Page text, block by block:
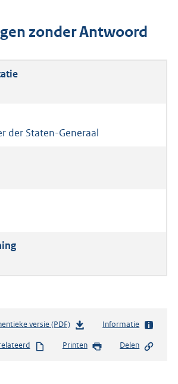
zonder Antwoord
der Staten-Generaal
versie (PDF)b
s
Informatie
Printen Delen